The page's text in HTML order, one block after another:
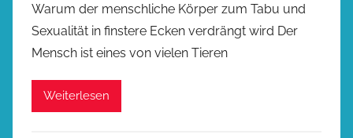
Warum der menschliche Körper zum Tabu und
Sexualität in finstere Ecken verdrängt wird Der
Mensch ist eines von vielen Tieren
Weiterlesen